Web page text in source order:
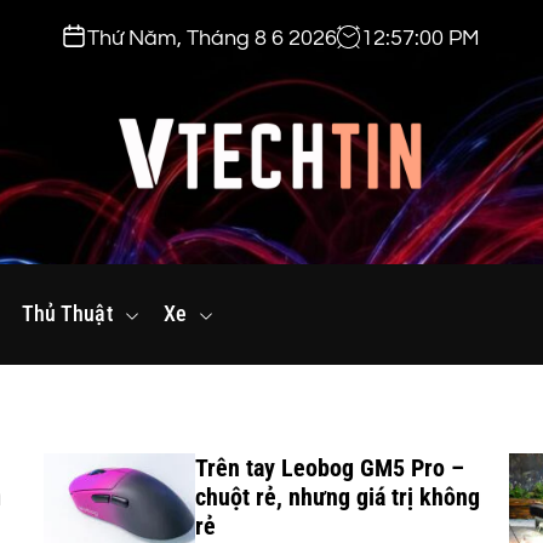
Thứ Năm, Tháng 8 6 2026 12:57:01 PM
v
e
n
.
Thủ Thuật Xe
–
Trên tay KEF LS LUXE – vẫn đi
theo kim chỉ nam của hãng,